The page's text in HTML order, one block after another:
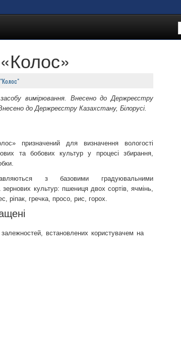
вимірювання. Внесено до Держреєстру
до Держреєстру Казахстану, Білорусі.
призначений для визначення вологості
та бобових культур у процесі збирання,
з базовими градуювальними
культур: пшениця двох сортів, ячмінь,
ріпак, гречка, просо, рис, горох.
встановлених користувачем на